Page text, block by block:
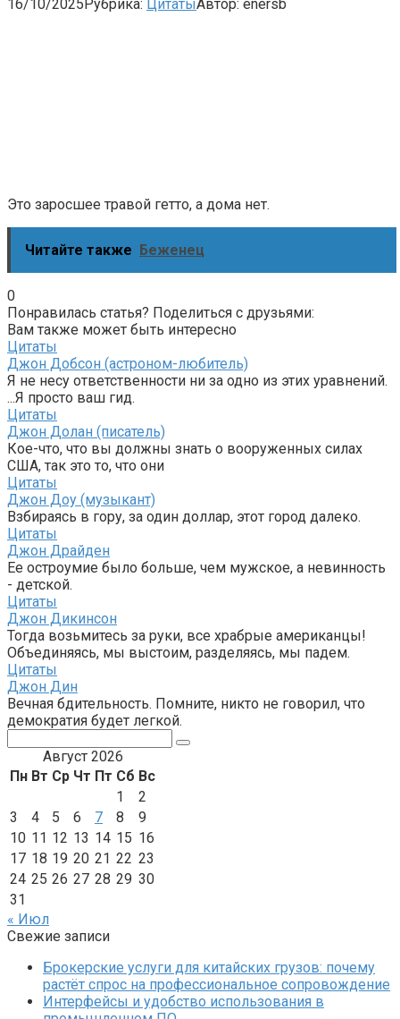
16/10/2025Рубрика: ЦитатыАвтор: enersb
Это заросшее травой гетто, а дома нет.
Читайте также Беженец
0
Понравилась статья? Поделиться с друзьями:
Вам также может быть интересно
Цитаты
Джон Добсон (астроном-любитель)
Я не несу ответственности ни за одно из этих уравнений.
...Я просто ваш гид.
Цитаты
Джон Долан (писатель)
Кое-что, что вы должны знать о вооруженных силах
США, так это то, что они
Цитаты
Джон Доу (музыкант)
Взбираясь в гору, за один доллар, этот город далеко.
Цитаты
Джон Драйден
Ее остроумие было больше, чем мужское, а невинность
- детской.
Цитаты
Джон Дикинсон
Тогда возьмитесь за руки, все храбрые американцы!
Объединяясь, мы выстоим, разделяясь, мы падем.
Цитаты
Джон Дин
Вечная бдительность. Помните, никто не говорил, что
демократия будет легкой.
Август 2026
Пн Вт Ср Чт Пт Сб Вс
1
2
3
4 5 6 7 8
9
10 11 12 13 14 15 16
17 18 19 20 21 22 23
24 25 26 27 28 29 30
31
« Июл
Свежие записи
Брокерские услуги для китайских грузов: почему
растёт спрос на профессиональное сопровождение
Интерфейсы и удобство использования в